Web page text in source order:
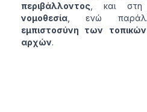
περιβάλλοντος, και στη
νομοθεσία, ενώ
εμπιστοσύνη των
αρχών.